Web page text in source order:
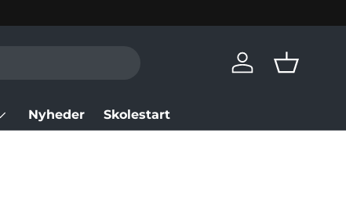
Log in Basket
Nyheder Skolestart